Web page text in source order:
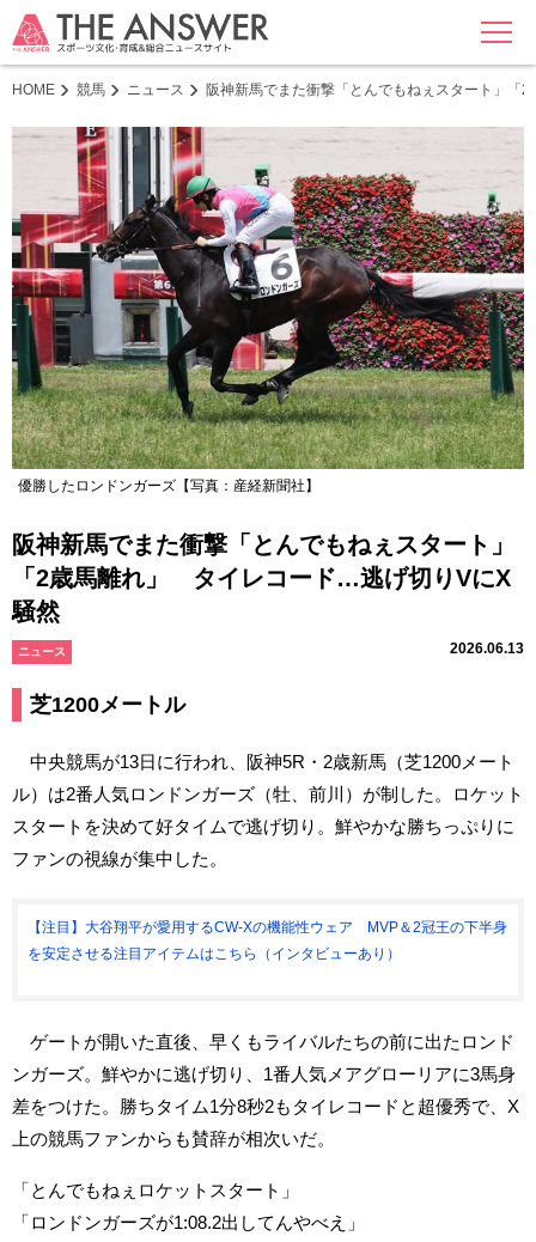
MENU
HOME 競馬 ニュース 阪神新馬でまた衝撃「とんでもねぇスタート」
優勝したロンドンガーズ【写真：産経新聞社】
阪神新馬でまた衝撃「とんでもねぇスタート」
「2歳馬離れ」 タイレコード…逃げ切りVにX
騒然
ニュース 2026.06.13
芝1200メートル
中央競馬が13日に行われ、阪神5R・2歳新馬（芝1200メート
ル）は2番人気ロンドンガーズ（牡、前川）が制した。ロケット
スタートを決めて好タイムで逃げ切り。鮮やかな勝ちっぷりに
ファンの視線が集中した。
【注目】大谷翔平が愛用するCW-Xの機能性ウェア MVP＆2冠王の下半身
を安定させる注目アイテムはこちら（インタビューあり）
ゲートが開いた直後、早くもライバルたちの前に出たロンド
ンガーズ。鮮やかに逃げ切り、1番人気メアグローリアに3馬身
差をつけた。勝ちタイム1分8秒2もタイレコードと超優秀で、X
上の競馬ファンからも賛辞が相次いだ。
「とんでもねぇロケットスタート」
「ロンドンガーズが1:08.2出してんやべえ」